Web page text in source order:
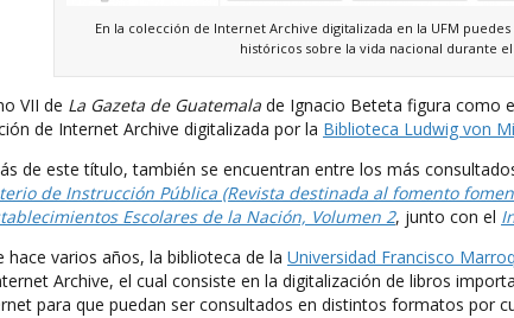
En la colección de Internet Archive digitalizada en la UFM
históricos sobre la vida nacional durante el
VII de La Gazeta de Guatemala de Ignacio Beteta figura como
de Internet Archive digitalizada por la Biblioteca Ludwig von
de este título, también se encuentran entre los más
de Instrucción Pública (Revista destinada al fomento
Escolares de la Nación, Volumen 2, junto con el
hace varios años, la biblioteca de la Universidad Francisco
Archive, el cual consiste en la digitalización de libros
para que puedan ser consultados en distintos formatos por